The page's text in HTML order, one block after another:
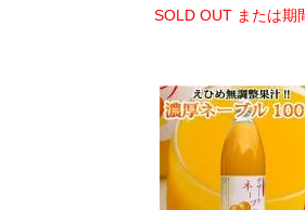
SOLD OUT または期